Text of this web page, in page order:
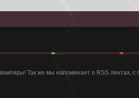
Так же мы напоминает о RSS лентах,